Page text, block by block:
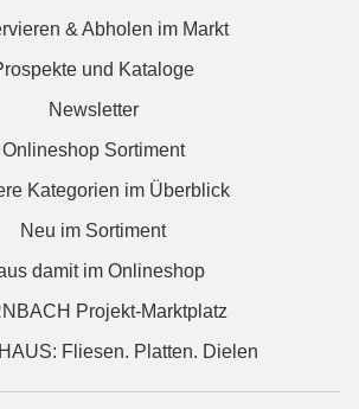
& Abholen im Markt
und Kataloge
Newsletter
Onlineshop Sortiment
Kategorien im Überblick
Neu im Sortiment
damit im Onlineshop
Projekt-Marktplatz
Fliesen. Platten. Dielen